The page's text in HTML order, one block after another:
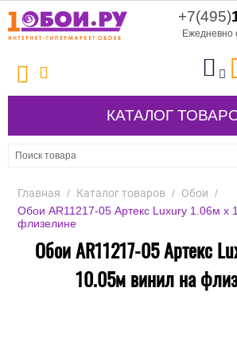
+7(495)
Ежедневно
КАТАЛОГ
Главная / Каталог товаров / Обои /
Обои AR11217-05 Артекс Luxury 1.06м x
флизелине
Обои AR11217-05 Артекс
10.05м винил на